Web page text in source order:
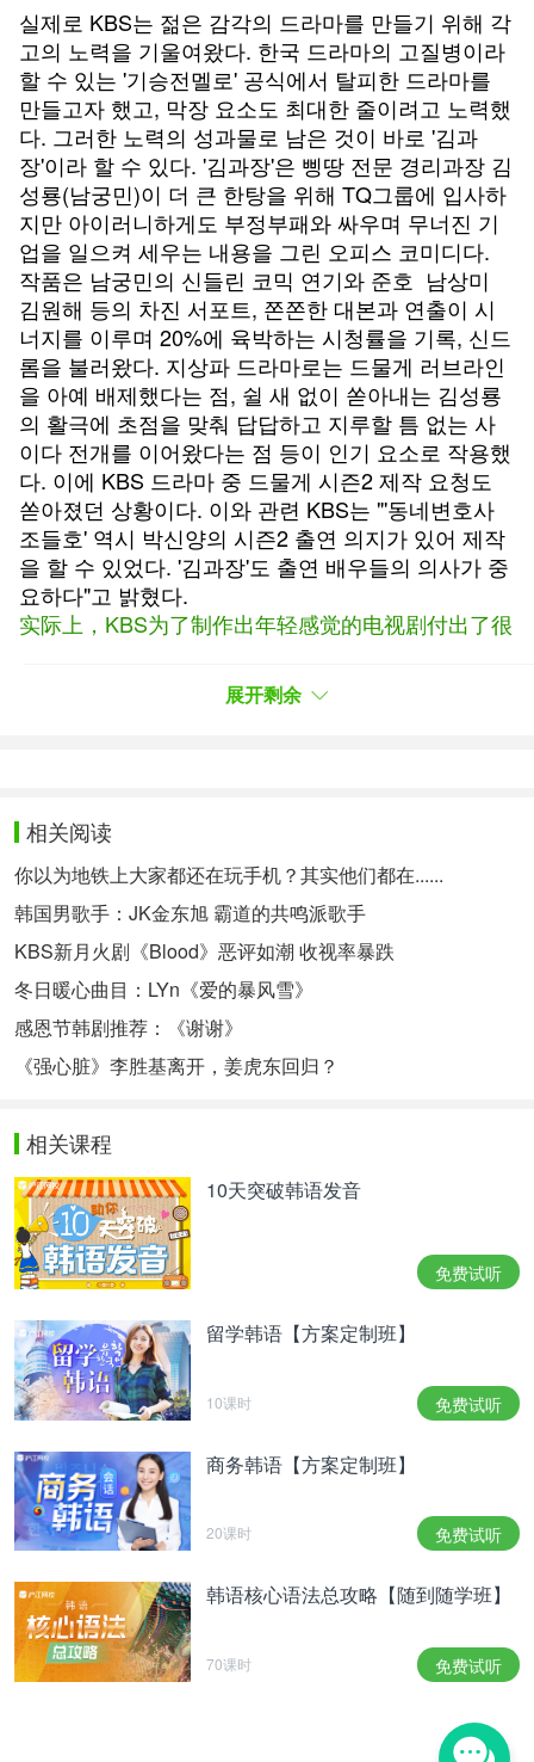
실제로 KBS는 젊은 감각의 드라마를 만들기 위해 각
고의 노력을 기울여왔다. 한국 드라마의 고질병이라
할 수 있는 '기승전멜로' 공식에서 탈피한 드라마를
만들고자 했고, 막장 요소도 최대한 줄이려고 노력했
다. 그러한 노력의 성과물로 남은 것이 바로 '김과
장'이라 할 수 있다. '김과장'은 삥땅 전문 경리과장 김
성룡(남궁민)이 더 큰 한탕을 위해 TQ그룹에 입사하
지만 아이러니하게도 부정부패와 싸우며 무너진 기
업을 일으켜 세우는 내용을 그린 오피스 코미디다.
작품은 남궁민의 신들린 코믹 연기와 준호 남상미
김원해 등의 차진 서포트, 쫀쫀한 대본과 연출이 시
너지를 이루며 20%에 육박하는 시청률을 기록, 신드
롬을 불러왔다. 지상파 드라마로는 드물게 러브라인
을 아예 배제했다는 점, 쉴 새 없이 쏟아내는 김성룡
의 활극에 초점을 맞춰 답답하고 지루할 틈 없는 사
이다 전개를 이어왔다는 점 등이 인기 요소로 작용했
다. 이에 KBS 드라마 중 드물게 시즌2 제작 요청도
쏟아졌던 상황이다. 이와 관련 KBS는 "'동네변호사
조들호' 역시 박신양의 시즌2 출연 의지가 있어 제작
을 할 수 있었다. '김과장'도 출연 배우들의 의사가 중
요하다"고 밝혔다.
实际上，KBS为了制作出年轻感觉的电视剧付出了很
合的爱情故事”公式的影响，努力地缩减了狗血的要
素。而这种努力所获得的成果就是《金科长》。《金
起来的办公室喜剧。该作品在南宫珉宛如神来的搞笑
演技和俊昊、南相美、金元海等人的辅助下，再加上
内容丰富有趣的剧本和执导，形成了强大的协同效
应，收视率接近20%，掀起了热潮。作为无线电视台
电视剧，该剧少见地干脆剔除了爱情线，将焦点集中
在金成龙不停上演的闹剧上，剧情展开一点都不沉
闷，反而大快人心。这些都是该剧的人气要素。对
此，KBS电视剧中少见地涌现了要求制作第二季的呼
声。与此相关，KBS也曾表示：“朴信阳有意向要出
演《邻家律师赵德浩》第2季，所以该剧才能够投入
要”。
사실 KBS에서 시즌제 드라마를 제작하는 건 그리 이
례적인 일은 아니다. '동네변호사 조들호'도 올 하반
기 시즌2를 방송할 예정이고, 무엇보다 1999년부터
7개 시리즈를 제작 중인 '학교' 시리즈도 있다. 그만큼
출연진의 의사 조율을 비롯해 제작 여건만 맞춰진다
면 '김과장' 시즌2 또한 아주 가능성 없는 기획은 아니
라는 것이다.
事实上，对于KBS来说，制作季播剧并非十分罕见之
事。《邻家律师赵德浩》也预定在今年下半年播出第
校》系列就是明证。因此，只要能够获得出演人员的
同意，制作关键条件也满足的话，制作《金科长》第
二季也不是没有可能的事。
이처럼 KBS는 'KBS 드라마는 나이든 사람들이 보는
지루한 드라마'라는 고정 관념을 깨기 위해 달려왔다.
KBS는 "'김과장'의 브로맨스 등 보다 많은 시청자분
들이 즐길 수 있는 드라마를 만들기 위해 변화와 도
전을 계속해왔다. 재미도 있지만 의미있는 작품을 만
아있는 드라마를 만들고자 한다. 앞으로도 KBS 드라
展开剩余
相关阅读
你以为地铁上大家都还在玩手机？其实他们都在......
韩国男歌手：JK金东旭 霸道的共鸣派歌手
KBS新月火剧《Blood》恶评如潮 收视率暴跌
冬日暖心曲目：LYn《爱的暴风雪》
感恩节韩剧推荐：《谢谢》
《强心脏》李胜基离开，姜虎东回归？
相关课程
10天突破韩语发音
免费试听
留学韩语【方案定制班】
10课时 免费试听
商务韩语【方案定制班】
20课时 免费试听
韩语核心语法总攻略【随到随学班】
70课时 免费试听